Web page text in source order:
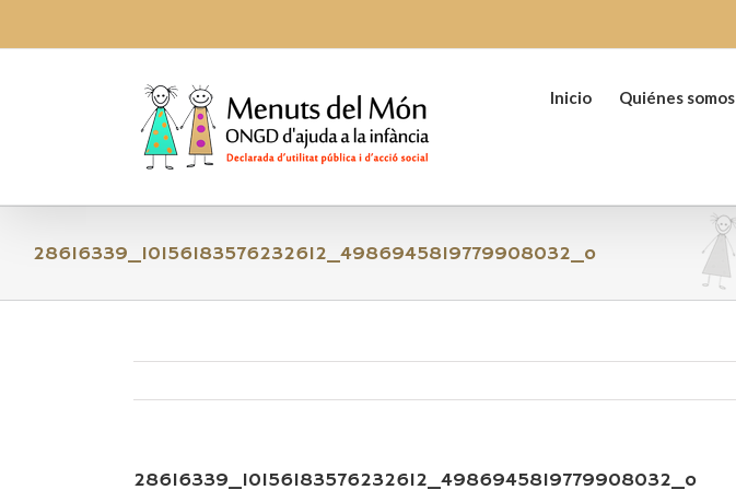
content
Inicio Quiénes somos
28616339_10156183576232612_4986945819779908032_o
28616339_10156183576232612_4986945819779908032_o